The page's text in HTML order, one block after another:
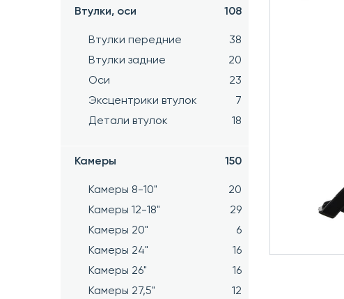
Втулки, оси 108
Втулки передние
38
Втулки задние
20
Оси
23
Эксцентрики втулок
7
Детали втулок
18
Камеры 150
Камеры 8-10"
20
Камеры 12-18"
29
Камеры 20"
6
Камеры 24"
16
Камеры 26"
16
Камеры 27,5"
12